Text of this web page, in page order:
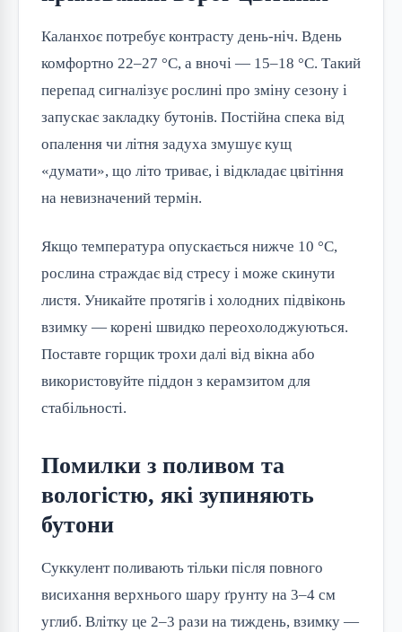
Каланхоє потребує контрасту день-ніч. Вдень
комфортно 22–27 °C, а вночі — 15–18 °C. Такий
перепад сигналізує рослині про зміну сезону і
запускає закладку бутонів. Постійна спека від
опалення чи літня задуха змушує кущ
«думати», що літо триває, і відкладає цвітіння
на невизначений термін.
Якщо температура опускається нижче 10 °C,
рослина страждає від стресу і може скинути
листя. Уникайте протягів і холодних підвіконь
взимку — корені швидко переохолоджуються.
Поставте горщик трохи далі від вікна або
використовуйте піддон з керамзитом для
стабільності.
Помилки з поливом та
вологістю, які зупиняють
бутони
Суккулент поливають тільки після повного
висихання верхнього шару ґрунту на 3–4 см
углиб. Влітку це 2–3 рази на тиждень, взимку —